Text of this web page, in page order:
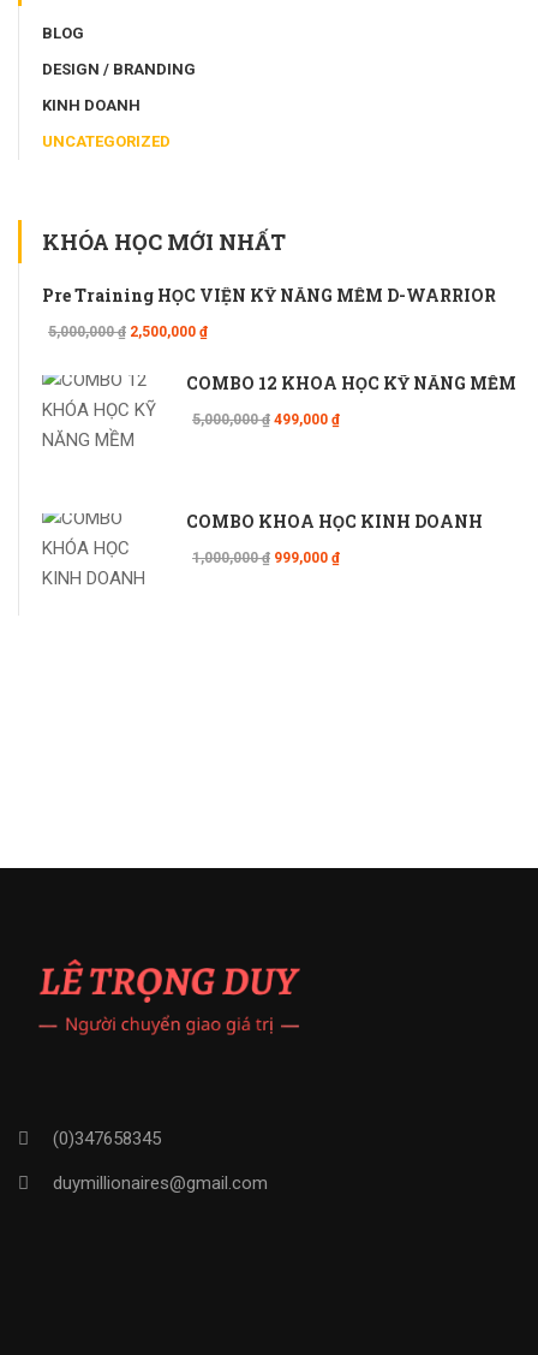
BLOG
DESIGN / BRANDING
KINH DOANH
UNCATEGORIZED
KHÓA HỌC MỚI NHẤT
Pre Training HỌC VIỆN KỸ NĂNG MỀM D-WARRIOR
5,000,000 ₫ 2,500,000 ₫
COMBO 12 KHÓA HỌC KỸ NĂNG MỀM
5,000,000 ₫ 499,000 ₫
COMBO KHÓA HỌC KINH DOANH
1,000,000 ₫ 999,000 ₫
(0)347658345
duymillionaires@gmail.com